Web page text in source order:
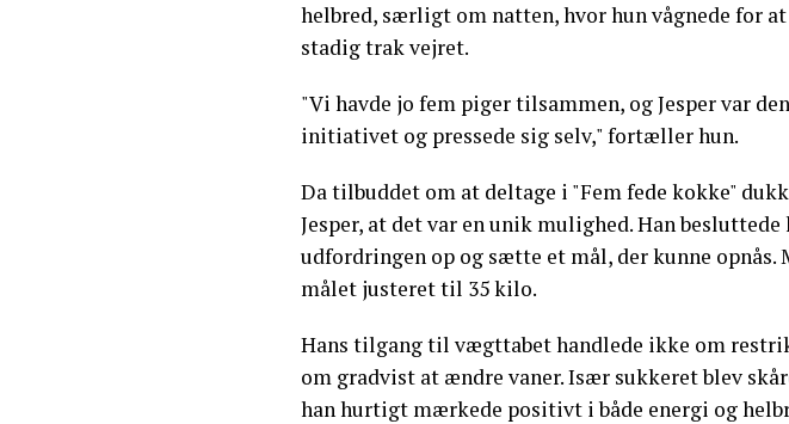
helbred, særligt om natten, hvor hun vågnede for
stadig trak vejret.
"Vi havde jo fem piger tilsammen, og Jesper var
initiativet og pressede sig selv," fortæller hun.
Da tilbuddet om at deltage i "Fem fede kokke"
Jesper, at det var en unik mulighed. Han
udfordringen op og sætte et mål, der kunne opnås.
målet justeret til 35 kilo.
Hans tilgang til vægttabet handlede ikke om
om gradvist at ændre vaner. Især sukkeret blev
han hurtigt mærkede positivt i både energi og